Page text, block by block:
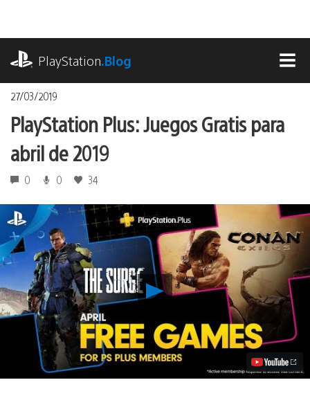
contenido
PlayStation.Blog
27/03/2019
PlayStation Plus: Juegos Gratis para
abril de 2019
0 0 34
Reproducir
PlayStation
Juegos
Gratis
para
abril
de